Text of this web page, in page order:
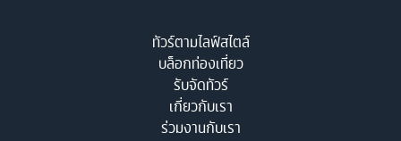
ทัวร์ตามไลฟ์สไตล์
บล็อกท่องเที่ยว
รับจัดทัวร์
เกี่ยวกับเรา
ร่วมงานกับเรา